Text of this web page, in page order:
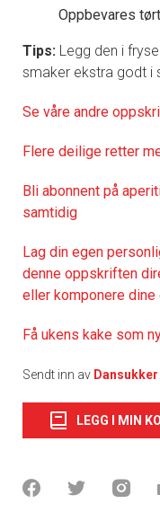
Oppbevares
Tips: Legg den i
smaker ekstra godt i
Se våre andre
Flere deilige retter
Bli abonnent på
samtidig
Lag din egen
denne oppskriften
eller komponere dine
Få ukens kake som
Sendt inn av Dansukker
LEGG I MIN